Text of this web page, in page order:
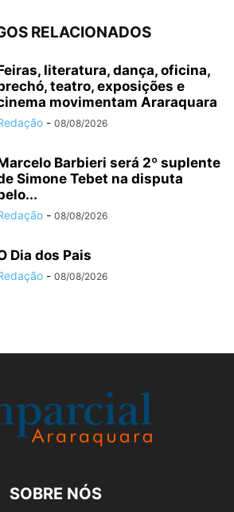
RELACIONADOS
literatura, dança, oficina,
teatro, exposições e
movimentam Araraquara
- 08/08/2026
Barbieri será 2º suplente
Simone Tebet na disputa
- 08/08/2026
Dia dos Pais
- 08/08/2026
SOBRE NÓS